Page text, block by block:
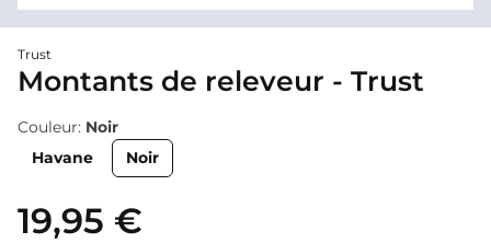
Trust
Montants de releveur - Trust
Couleur: Noir
Havane
Noir
19,95 €